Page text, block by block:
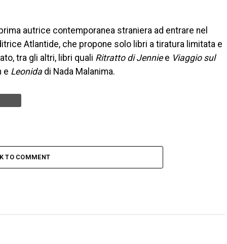
autrice contemporanea straniera ad entrare nel
Atlantide, che propone solo libri a tiratura limitata e
tra gli altri, libri quali Ritratto di Jenniee Viaggio sul
e Leonida di Nada Malanima.
TO COMMENT